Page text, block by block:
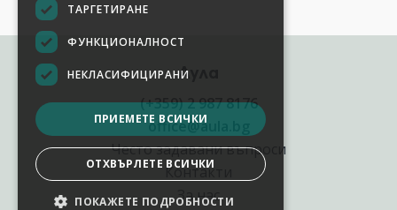
Аула
(+359) 2 987 8176
office@aula.bg
Често задавани въпроси
Контакти
За нас
ТАРГЕТИРАНЕ
ФУНКЦИОНАЛНОСТ
НЕКЛАСИФИЦИРАНИ
ПРИЕМЕТЕ ВСИЧКИ
ОТХВЪРЛЕТЕ ВСИЧКИ
ПОКАЖЕТЕ ПОДРОБНОСТИ